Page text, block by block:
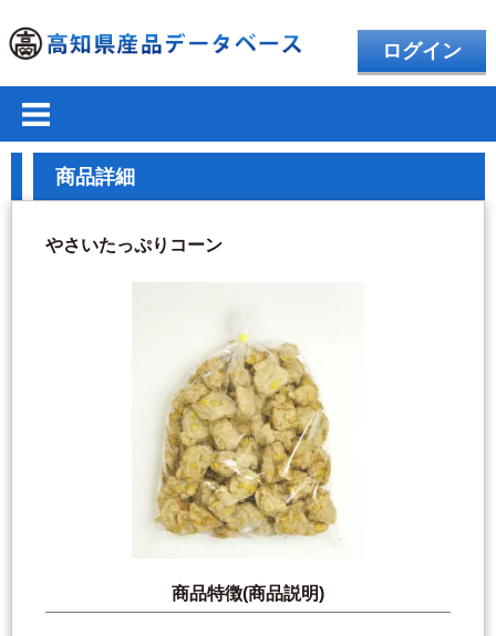
ログイン
商品詳細
やさいたっぷりコーン
商品特徴(商品説明)